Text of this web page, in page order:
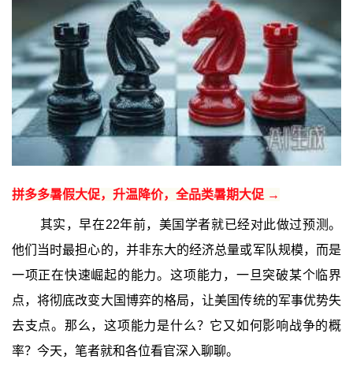
拼多多暑假大促，升温降价，全品类暑期大促 →
其实，早在22年前，美国学者就已经对此做过预测。
他们当时最担心的，并非东大的经济总量或军队规模，而是
一项正在快速崛起的能力。这项能力，一旦突破某个临界
点，将彻底改变大国博弈的格局，让美国传统的军事优势失
去支点。那么，这项能力是什么？它又如何影响战争的概
率？今天，笔者就和各位看官深入聊聊。